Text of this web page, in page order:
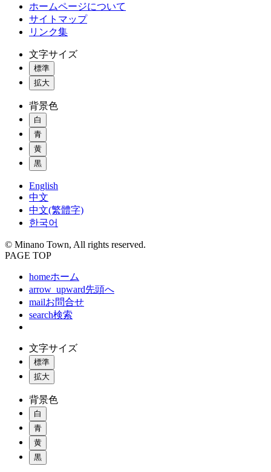
ホームページについて
サイトマップ
リンク集
文字サイズ
標準
拡大
背景色
白
青
黄
黒
English
中文
中文(繁體字)
한국어
© Minano Town, All rights reserved.
PAGE TOP
homeホーム
arrow_upward先頭へ
mailお問合せ
search検索
文字サイズ
標準
拡大
背景色
白
青
黄
黒